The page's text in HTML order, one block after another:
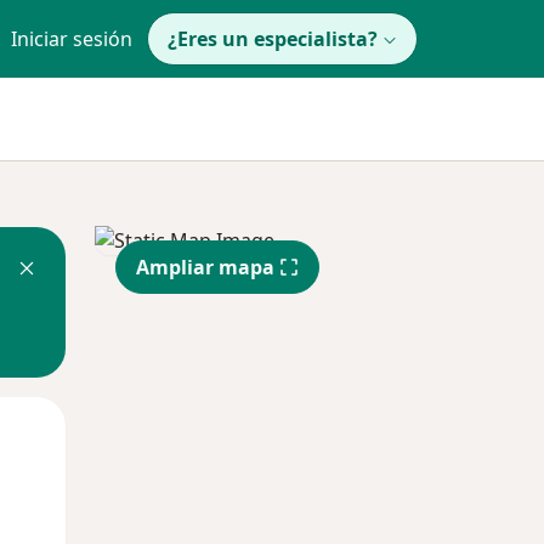
Iniciar sesión ¿Eres un especialista?
Ampliar mapa